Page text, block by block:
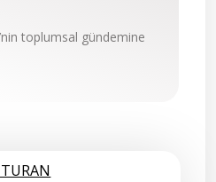
toplumsal gündemine